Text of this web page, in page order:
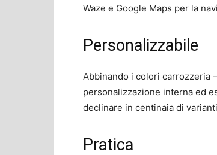
Waze e Google Maps per la
Personalizzabile
Abbinando i colori carrozzeria
personalizzazione interna ed
declinare in centinaia di
Pratica